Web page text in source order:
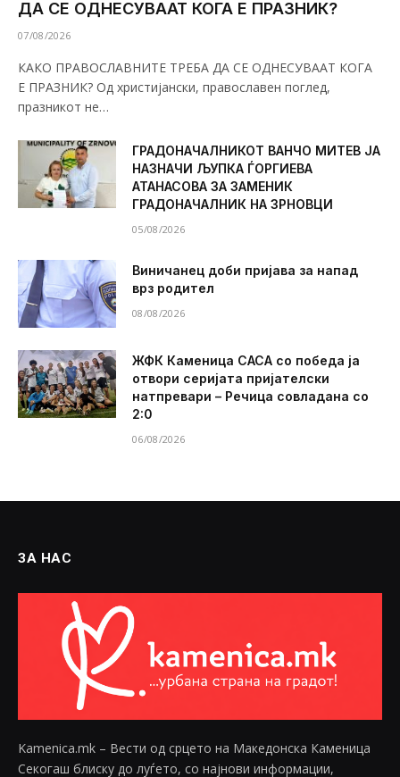
ДА СЕ ОДНЕСУВААТ КОГА Е ПРАЗНИК?
07/08/2026
КАКО ПРАВОСЛАВНИТЕ ТРЕБА ДА СЕ ОДНЕСУВААТ КОГА
Е ПРАЗНИК? Од христијански, православен поглед,
празникот не…
ГРАДОНАЧАЛНИКОТ ВАНЧО МИТЕВ ЈА
НАЗНАЧИ ЉУПКА ЃОРГИЕВА
АТАНАСОВА ЗА ЗАМЕНИК
ГРАДОНАЧАЛНИК НА ЗРНОВЦИ
05/08/2026
Виничанец доби пријава за напад
врз родител
08/08/2026
ЖФК Каменица САСА со победа ја
отвори серијата пријателски
натпревари – Речица совладана со
2:0
06/08/2026
ЗА НАС
Kamenica.mk – Вести од срцето на Македонска Каменица
Секогаш блиску до луѓето, со најнови информации,